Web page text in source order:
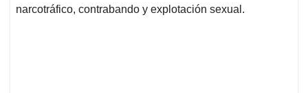
narcotráfico, contrabando y explotación sexual.